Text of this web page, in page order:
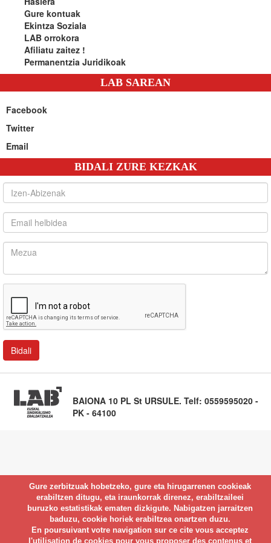
Gure kontuak
Ekintza Soziala
LAB orrokora
Afiliatu zaitez !
Permanentzia Juridikoak
LAB SAREAN
Facebook
Twitter
Email
BIDALI ZURE KEZKAK
BAIONA 10 PL St URSULE. Telf: 0559595020 -
PK - 64100
Gure zerbitzuak hobetzeko, gure eta hirugarrenen cookieak
erabiltzen ditugu, eta iraunkorrak direnez, erabiltzaileei
buruzko estatistikak ematen dizkigute. Nabigatzen jarraitzen
baduzu, cookie horiek erabiltzea onartzen duzu.
En poursuivant votre navigation sur ce cite vous acceptez
l'utilisation de cookies pour vous proposer des contenus et